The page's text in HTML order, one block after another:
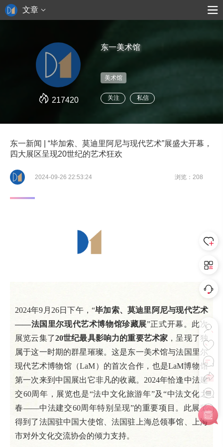
文章
217420
东一美术馆
美术馆
关注 私信
东一新闻 | “毕加索、莫迪里阿尼与现代艺术”展盛大开幕，
四大展区呈现20世纪的艺术狂欢
2024-09-26 22:53:24 浏览：208
2024年9月26日下午，“毕加索、莫迪里阿尼与现代艺术
——法国里尔现代艺术博物馆珍藏展”正式开幕。此次
展览云集了20世纪最具影响力的重要艺术家 ，呈现了独
属于这一时期的群星璀璨。这是东一美术馆与法国里尔
现代艺术博物馆（LaM）的首次合作，也是LaM博物馆
第一次来到中国展出它非凡的收藏。2024年恰逢中法建
交60周年，展览也是“法中文化旅游年”及“中法文化之
春——中法建交60周年特别呈现”的重要项目。此展览
得到了法国驻中国大使馆、法国驻上海总领事馆、上海
市对外文化交流协会的倾力支持。